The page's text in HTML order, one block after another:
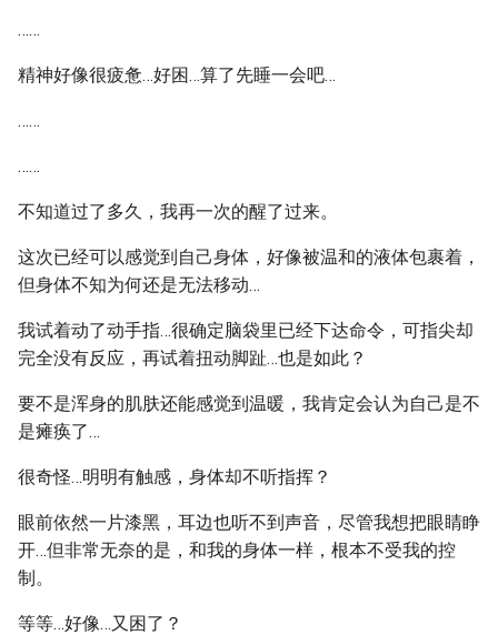
……
精神好像很疲惫…好困…算了先睡一会吧…
……
……
不知道过了多久，我再一次的醒了过来。
这次已经可以感觉到自己身体，好像被温和的液体包裹着，
但身体不知为何还是无法移动…
我试着动了动手指…很确定脑袋里已经下达命令，可指尖却
完全没有反应，再试着扭动脚趾…也是如此？
要不是浑身的肌肤还能感觉到温暖，我肯定会认为自己是不
是瘫痪了…
很奇怪…明明有触感，身体却不听指挥？
眼前依然一片漆黑，耳边也听不到声音，尽管我想把眼睛睁
开…但非常无奈的是，和我的身体一样，根本不受我的控
制。
等等…好像…又困了？